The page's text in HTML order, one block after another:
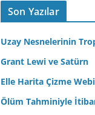
d
r
i
n
Son Yazılar
Uzay Nesnelerinin
Grant Lewi ve Satürn
Elle Harita Çizme
Ölüm Tahminiyle